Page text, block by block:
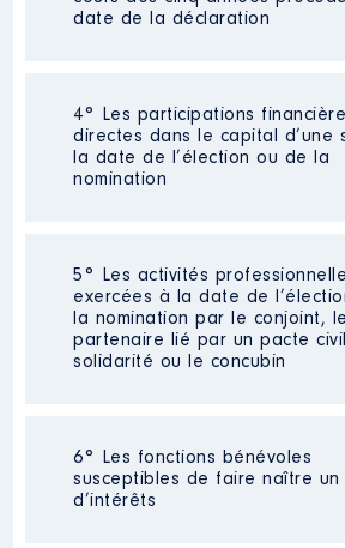
2018 2 549 €
09/2020 à 07/2023
Rémunération ou
:
2021
13 253 €
Net
2022
5 549 €
Net
2023
date de la déclaration
Néant
4° Les participations
directes dans le capital d’une
la date de l’élection ou de la
nomination
Néant
5° Les activités
exercées à la date de
la nomination par le conjoint, le
partenaire lié par un pacte
solidarité ou le concubin
Activité professionnelle
Employeur: Auto-
6° Les fonctions bénévoles
susceptibles de faire naître un
d’intérêts